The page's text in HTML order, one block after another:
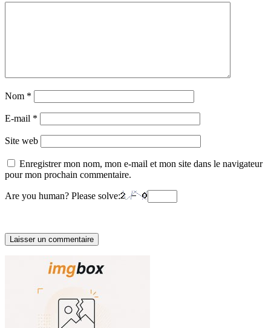
Nom *
E-mail *
Site web
Enregistrer mon nom, mon e-mail et mon site dans le navigateur
pour mon prochain commentaire.
Are you human? Please solve: